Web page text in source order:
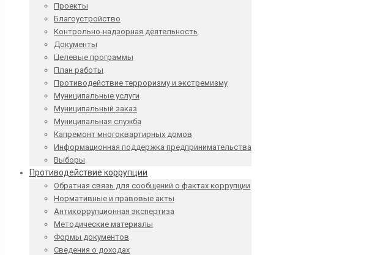
Проекты
Благоустройство
Контрольно-надзорная деятельность
Документы
Целевые программы
План работы
Противодействие терроризму и экстремизму
Муниципальные услуги
Муниципальный заказ
Муниципальная служба
Капремонт многоквартирных домов
Информационная поддержка предпринимательства
Выборы
Противодействие коррупции
Обратная связь для сообщений о фактах коррупции
Нормативные и правовые акты
Антикоррупционная экспертиза
Методические материалы
Формы документов
Сведения о доходах